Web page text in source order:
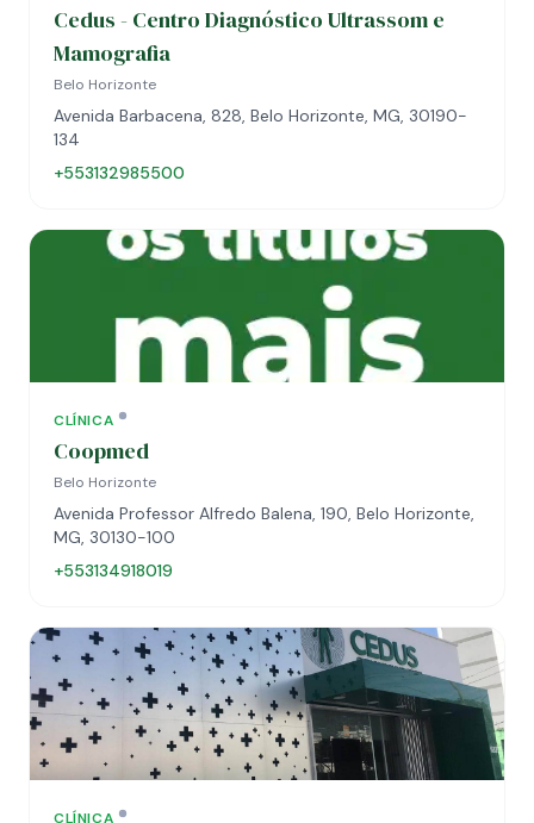
Cedus - Centro Diagnóstico Ultrassom e
Mamografia
Belo Horizonte
Avenida Barbacena, 828, Belo Horizonte, MG, 30190-
134
+553132985500
CLÍNICA
Coopmed
Belo Horizonte
Avenida Professor Alfredo Balena, 190, Belo Horizonte,
MG, 30130-100
+553134918019
CLÍNICA